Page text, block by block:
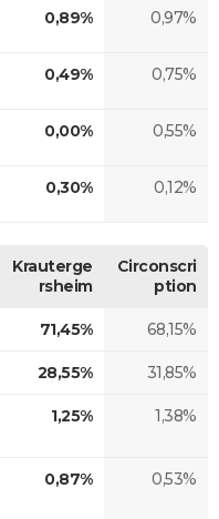
0,89% 0,97%
0,49% 0,75%
0,00% 0,55%
0,30% 0,12%
Krauterge
rsheim
Circonscri
ption
71,45% 68,15%
28,55% 31,85%
1,25% 1,38%
0,87% 0,53%